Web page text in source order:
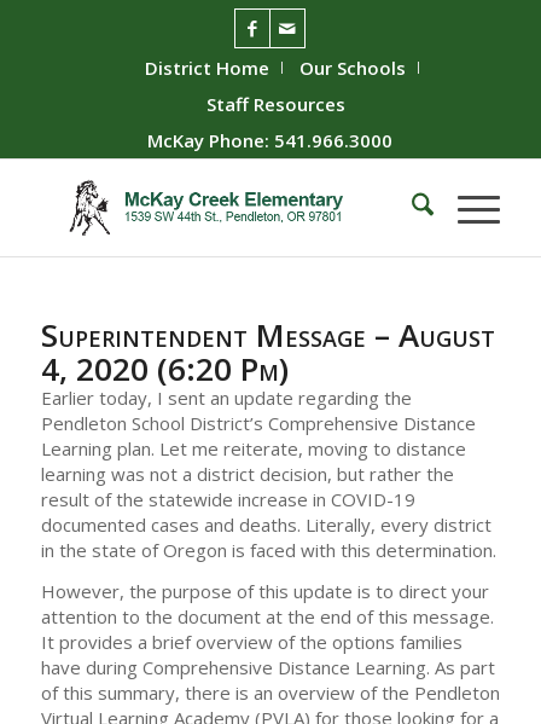
District Home
Our Schools
Staff Resources
McKay Phone: 541.966.3000
Superintendent Message – August
4, 2020 (6:20 Pm)
Earlier today, I sent an update regarding the
Pendleton School District’s Comprehensive Distance
Learning plan. Let me reiterate, moving to distance
learning was not a district decision, but rather the
result of the statewide increase in COVID-19
documented cases and deaths. Literally, every district
in the state of Oregon is faced with this determination.
However, the purpose of this update is to direct your
attention to the document at the end of this message.
It provides a brief overview of the options families
have during Comprehensive Distance Learning. As part
of this summary, there is an overview of the Pendleton
Virtual Learning Academy (PVLA) for those looking for a